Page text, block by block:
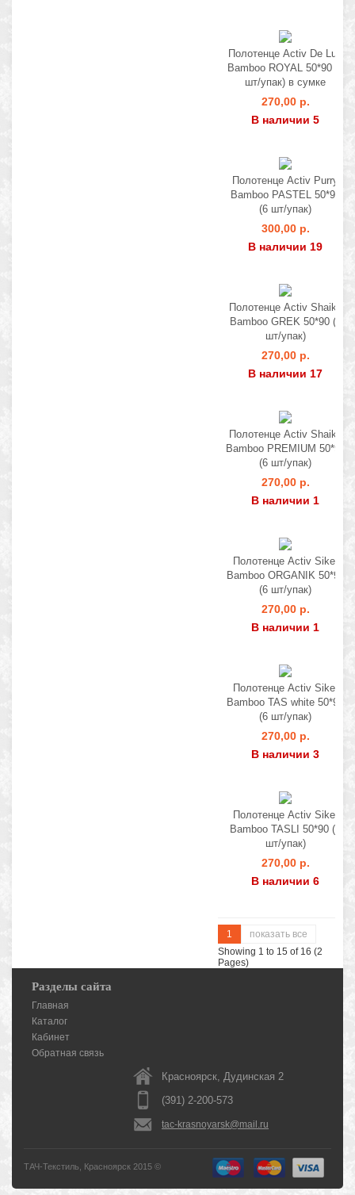
Полотенце Activ De Lux
Bamboo ROYAL 50*90 (3
шт/упак) в сумке
270,00 р.
В наличии 5
Полотенце Activ Purry
Bamboo PASTEL 50*90
(6 шт/упак)
300,00 р.
В наличии 19
Полотенце Activ Shaika
Bamboo GREK 50*90 (6
шт/упак)
270,00 р.
В наличии 17
Полотенце Activ Shaika
Bamboo PREMIUM 50*90
(6 шт/упак)
270,00 р.
В наличии 1
Полотенце Activ Sikel
Bamboo ORGANIK 50*90
(6 шт/упак)
270,00 р.
В наличии 1
Полотенце Activ Sikel
Bamboo TAS white 50*90
(6 шт/упак)
270,00 р.
В наличии 3
Полотенце Activ Sikel
Bamboo TASLI 50*90 (6
шт/упак)
270,00 р.
В наличии 6
1
показать все
Showing 1 to 15 of 16 (2
Pages)
Разделы сайта
Главная
Каталог
Кабинет
Обратная связь
Красноярск, Дудинская 2
(391) 2-200-573
tac-krasnoyarsk@mail.ru
ТАЧ-Текстиль, Красноярск 2015 ©